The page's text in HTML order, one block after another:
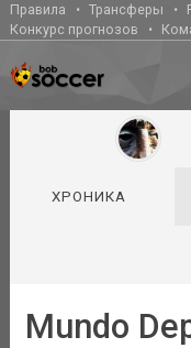
Правила Трансферы
Конкурс прогнозов
ХРОНИКА
Mundo